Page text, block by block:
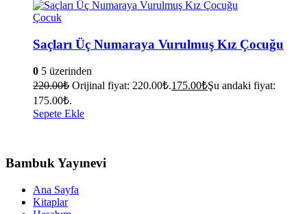
Çocuk
Saçları Üç Numaraya Vurulmuş Kız Çocuğu
0 5 üzerinden
220.00₺ Orijinal fiyat: 220.00₺.175.00₺Şu andaki fiyat:
175.00₺.
Sepete Ekle
Bambuk Yayınevi
Ana Sayfa
Kitaplar